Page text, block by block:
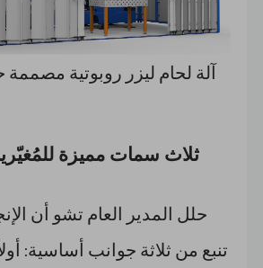
آلة لحام ليزر روبوتية
ثلاث سمات مميزة
حلل المدير العام تشو أن
تنبع من ثلاثة جوانب أساسية: